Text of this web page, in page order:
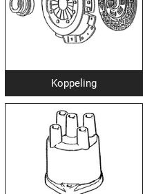
Koppeling